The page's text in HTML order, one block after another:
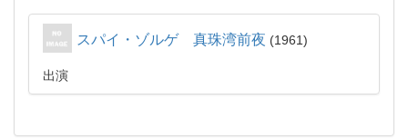
スパイ・ゾルゲ 真珠湾前夜 1961
出演